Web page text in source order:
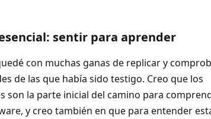
sentir para aprender
con muchas ganas de replicar y
de las que había sido testigo. Creo que los
son la parte inicial del camino para
y creo también en que para entender